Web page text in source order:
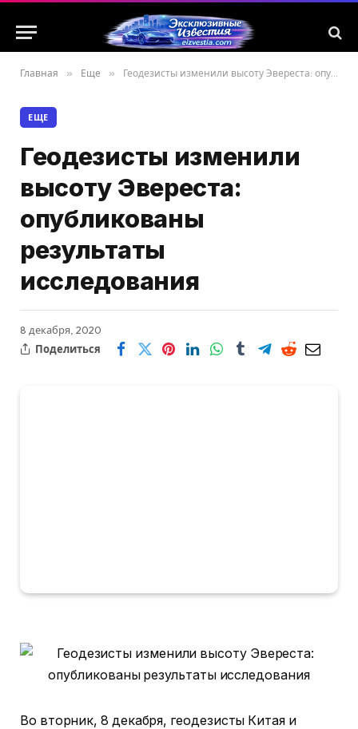
Главная » Еще » Геодезисты изменили высоту Эвереста: опубликованы результаты исследования
ЕЩЕ
Геодезисты изменили
высоту Эвереста:
опубликованы
результаты
исследования
8 декабря, 2020
Поделиться
Во вторник, 8 декабря, геодезисты Китая и